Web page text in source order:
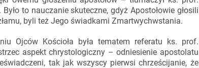
to nauczanie skuteczne, gdyż Apostołowie głosili
byli też Jego świadkami Zmartwychwstania.
Ojców Kościoła była tematem referatu ks. prof.
aspekt chrystologiczny – odniesienie apostolatu
tak jak wszyscy pierwsi chrześcijanie, że